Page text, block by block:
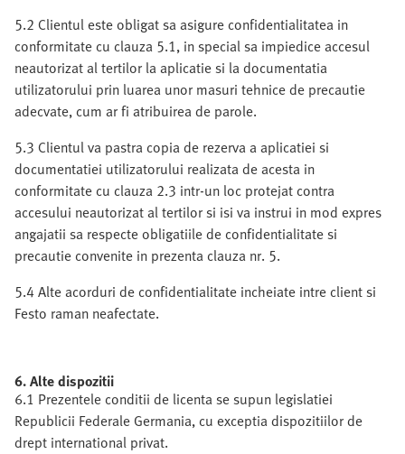
5.2 Clientul este obligat sa asigure confidentialitatea in
conformitate cu clauza 5.1, in special sa impiedice accesul
neautorizat al tertilor la aplicatie si la documentatia
utilizatorului prin luarea unor masuri tehnice de precautie
adecvate, cum ar fi atribuirea de parole.
5.3 Clientul va pastra copia de rezerva a aplicatiei si
documentatiei utilizatorului realizata de acesta in
conformitate cu clauza 2.3 intr-un loc protejat contra
accesului neautorizat al tertilor si isi va instrui in mod expres
angajatii sa respecte obligatiile de confidentialitate si
precautie convenite in prezenta clauza nr. 5.
5.4 Alte acorduri de confidentialitate incheiate intre client si
Festo raman neafectate.
6. Alte dispozitii
6.1 Prezentele conditii de licenta se supun legislatiei
Republicii Federale Germania, cu exceptia dispozitiilor de
drept international privat.